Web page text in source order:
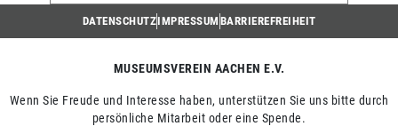
DATENSCHUTZIMPRESSUM BARRIEREFREIHEIT
MUSEUMSVEREIN AACHEN E.V.
Wenn Sie Freude und Interesse haben, unterstützen Sie uns bitte durch
persönliche Mitarbeit oder eine Spende.